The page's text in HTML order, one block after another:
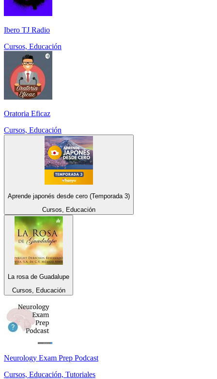
Ibero TJ Radio
Cursos, Educación
Oratoria Eficaz
Cursos, Educación
Aprende japonés desde cero (Temporada 3)
Cursos, Educación
La rosa de Guadalupe
Cursos, Educación
Neurology Exam Prep Podcast
Cursos, Educación, Tutoriales